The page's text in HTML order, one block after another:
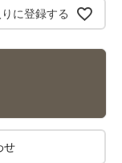
に登録する
せ